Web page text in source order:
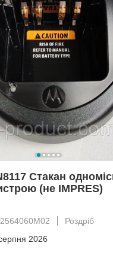
Стакан
(не IMPRES)
Роздріб
2026